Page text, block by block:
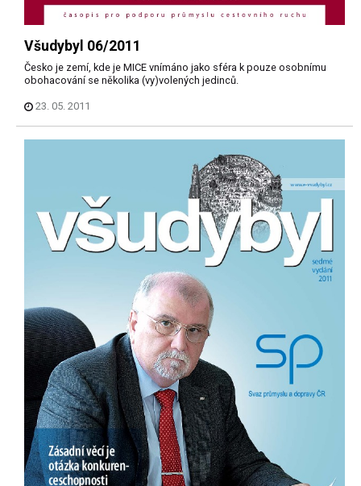
Všudybyl 06/2011
Česko je zemí, kde je MICE vnímáno jako sféra k pouze osobnímu
obohacování se několika (vy)volených jedinců.
23. 05. 2011